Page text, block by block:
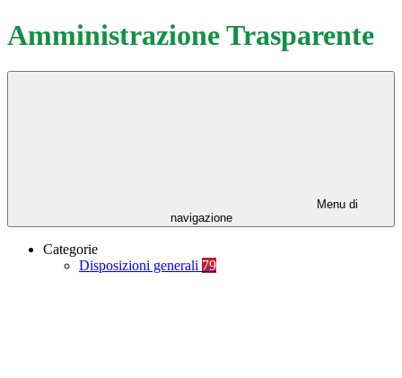
Amministrazione Trasparente
Menu di
navigazione
Categorie
Disposizioni generali 79